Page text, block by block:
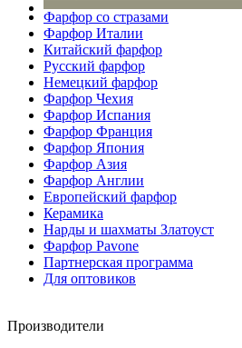
Фарфор со стразами
Фарфор Италии
Китайский фарфор
Русский фарфор
Немецкий фарфор
Фарфор Чехия
Фарфор Испания
Фарфор Франция
Фарфор Япония
Фарфор Азия
Фарфор Англии
Европейский фарфор
Керамика
Нарды и шахматы Златоуст
Фарфор Pavone
Партнерская программа
Для оптовиков
Производители